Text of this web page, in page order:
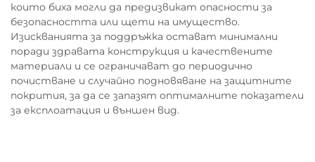
които биха могли да предизвикат опасности за
безопасността или щети на имущество.
Изискванията за поддръжка остават минимални
поради здравата конструкция и качествените
материали и се ограничават до периодично
почистване и случайно подновяване на защитните
покрития, за да се запазят оптималните показатели
за експлоатация и външен вид.